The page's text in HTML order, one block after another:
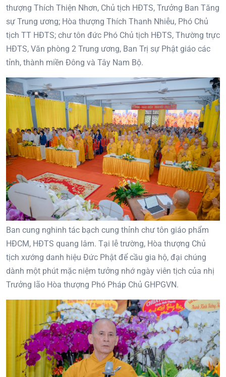
thượng Thích Thiện Nhơn, Chủ tịch HĐTS, Trưởng Ban Tăng
sự Trung ương; Hòa thượng Thích Thanh Nhiễu, Phó Chủ
tịch TT HĐTS; chư tôn đức Phó Chủ tịch HĐTS, Thường trực
HĐTS, Văn phòng 2 Trung ương, Ban Trị sự Phật giáo các
tỉnh, thành miền Đông và Tây Nam Bộ.
Ban cung nghinh tác bạch cung thỉnh chư tôn giáo phẩm
HĐCM, HĐTS quang lâm. Tại lễ trường, Hòa thượng Chủ
tịch xướng danh hiệu Đức Phật để cầu gia hộ, đại chúng
dành một phút mặc niệm tưởng nhớ ngày viên tịch của nhị
Trưởng lão Hòa thượng Phó Pháp Chủ GHPGVN.